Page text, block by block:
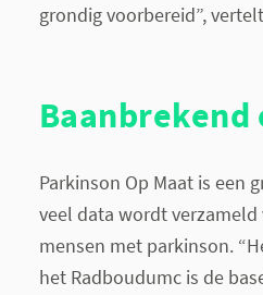
grondig voorbereid”,
Parkinson Op Maat is een
veel data wordt verzameld
mensen met parkinson.
het Radboudumc is de